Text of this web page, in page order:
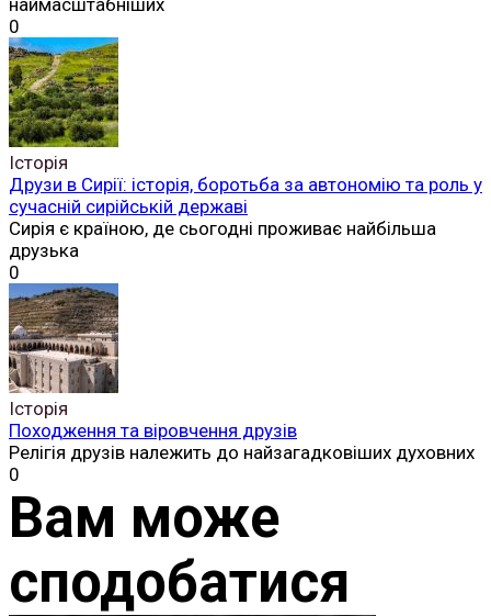
0
Історія
Друзи в Сирії: історія, боротьба за автономію та роль у
сучасній сирійській державі
Сирія є країною, де сьогодні проживає найбільша
друзька
0
Історія
Походження та віровчення друзів
Релігія друзів належить до найзагадковіших духовних
0
Вам може
сподобатися